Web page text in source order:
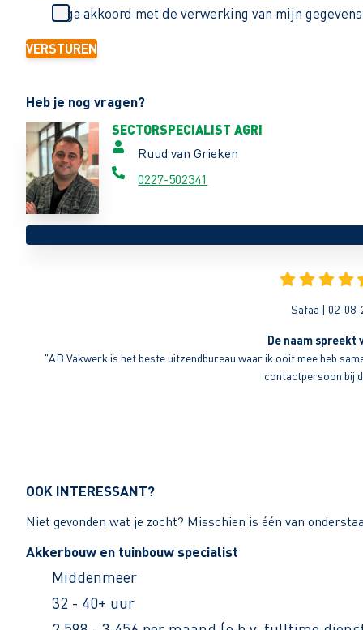
Ik ga akkoord met de verwerking van mijn
VERSTUREN
Heb je nog vragen?
SECTORSPECIALIST AGRI
Ruud van Grieken
0227-502341
Safaa | 02-08-
De naam spreekt
"AB Vakwerk is het beste uitzendbureau waar ik ooit mee heb
contactpersoon bij
OOK INTERESSANT?
Niet gevonden wat je zocht? Misschien is één van
Akkerbouw en tuinbouw specialist
Middenmeer
32 - 40+ uur